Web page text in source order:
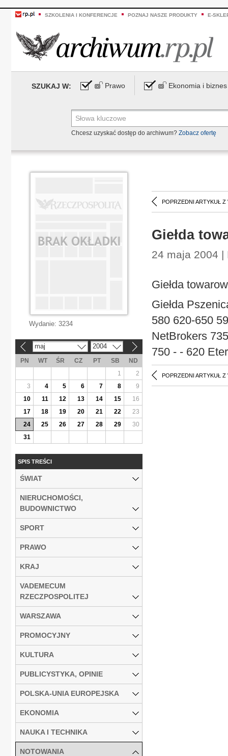
SZKOLENIA I KONFERENCJE POZNAJ NASZE PRODUKTY E-
SZUKAJ W: Prawo Ekonomia i biznes
Chcesz uzyskać dostęp do archiwum? Zobacz ofertę
POPRZEDNI ARTYKUŁ Z
Giełda
24 maja 2004 |
Giełda
Giełda
580 620-650
NetBrokers
750 - - 620
POPRZEDNI ARTYKUŁ Z
Wydanie: 3234
maj 2004
PN WT ŚR CZ PT SB
ND
1
2
3
4 5 6 7 8
9
10
11 12 13 14 15
16
17
18 19 20 21 22
23
24
25 26 27 28 29
30
31
SPIS TREŚCI
ŚWIAT
NIERUCHOMOŚCI,
BUDOWNICTWO
SPORT
PRAWO
KRAJ
VADEMECUM
RZECZPOSPOLITEJ
WARSZAWA
PROMOCYJNY
KULTURA
PUBLICYSTYKA, OPINIE
POLSKA-UNIA EUROPEJSKA
EKONOMIA
NAUKA I TECHNIKA
NOTOWANIA